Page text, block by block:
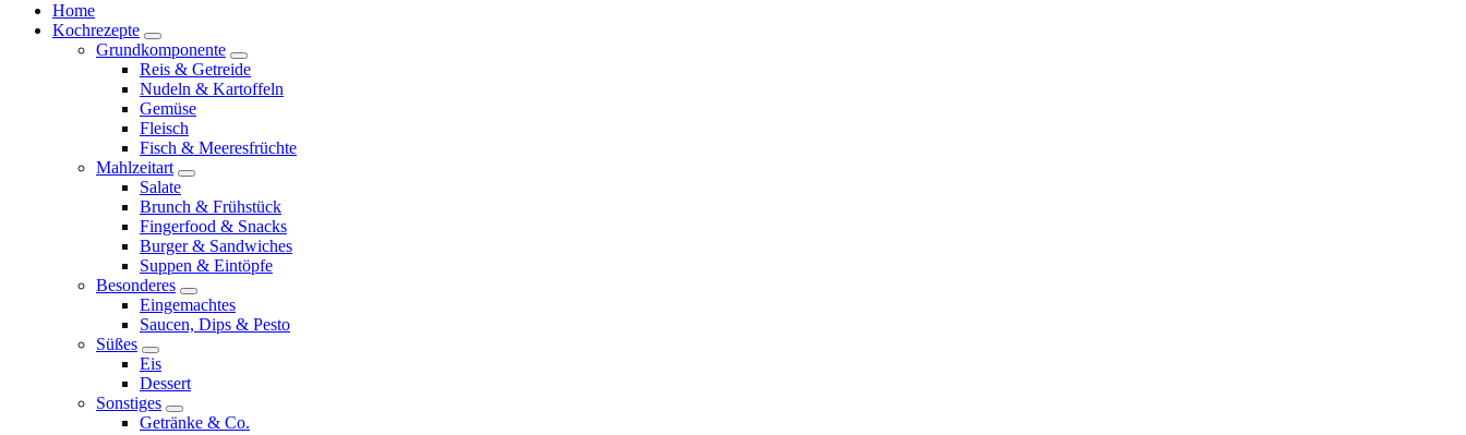
Home
Kochrezepte
expand
child
menu
Grundkomponente
expand
child
menu
Reis & Getreide
Nudeln & Kartoffeln
Gemüse
Fleisch
Fisch & Meeresfrüchte
Mahlzeitart
expand
child
menu
Salate
Brunch & Frühstück
Fingerfood & Snacks
Burger & Sandwiches
Suppen & Eintöpfe
Besonderes
expand
child
menu
Eingemachtes
Saucen, Dips & Pesto
Süßes
expand
child
menu
Eis
Dessert
Sonstiges
expand
Getränke & Co.